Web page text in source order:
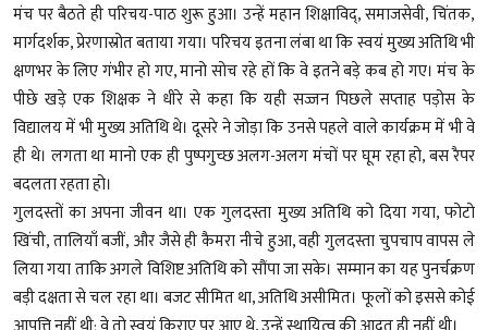
मंच पर बैठते ही परिचय-पाठ शुरू हुआ। उन्हें महान शिक्षाविद्, समाजसेवी, चिंतक,
मार्गदर्शक, प्रेरणास्रोत बताया गया। परिचय इतना लंबा था कि स्वयं मुख्य अतिथि भी
क्षणभर के लिए गंभीर हो गए, मानो सोच रहे हों कि वे इतने बड़े कब हो गए। मंच के
पीछे खड़े एक शिक्षक ने धीरे से कहा कि यही सज्जन पिछले सप्ताह पड़ोस के
विद्यालय में भी मुख्य अतिथि थे। दूसरे ने जोड़ा कि उनसे पहले वाले कार्यक्रम में भी वे
ही थे। लगता था मानो एक ही पुष्पगुच्छ अलग-अलग मंचों पर घूम रहा हो, बस रैपर
बदलता रहता हो।
गुलदस्तों का अपना जीवन था। एक गुलदस्ता मुख्य अतिथि को दिया गया, फोटो
खिंची, तालियाँ बजीं, और जैसे ही कैमरा नीचे हुआ, वही गुलदस्ता चुपचाप वापस ले
लिया गया ताकि अगले विशिष्ट अतिथि को सौंपा जा सके। सम्मान का यह पुनर्चक्रण
बड़ी दक्षता से चल रहा था। बजट सीमित था, अतिथि असीमित। फूलों को इससे कोई